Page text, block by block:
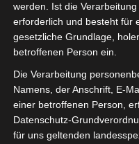
Diese Veranstaltung
Vertrieb von
Schullösungen
Fachhändler
6. September 2023 10:00
werden. Ist die
erforderlich und besteht für
gesetzliche Grundlage,
betroffenen Person ein.
Die Verarbeitung
Namens, der Anschrift, E-
einer betroffenen Person,
Datenschutz-
für uns geltenden